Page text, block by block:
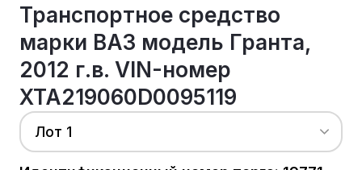
Транспортное средство
марки ВАЗ модель Гранта,
2012 г.в. VIN-номер
XTA219060D0095119
Лот 1